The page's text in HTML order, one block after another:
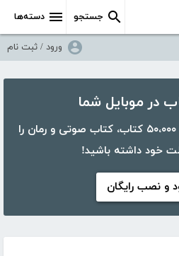
دسته‌ها جستجو
ورود / ثبت نام
با اپلیکیشن کتابراه، بیش از ۵۰،۰۰۰ کتاب، کتاب صوتی و رمان را
خود داشته باشید!
و نصب رایگان